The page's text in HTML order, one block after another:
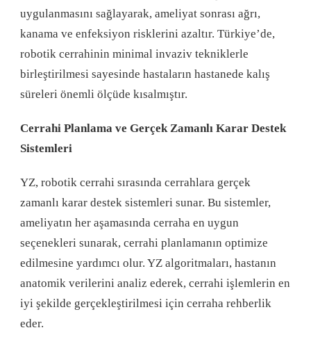
uygulanmasını sağlayarak, ameliyat sonrası ağrı,
kanama ve enfeksiyon risklerini azaltır. Türkiye’de,
robotik cerrahinin minimal invaziv tekniklerle
birleştirilmesi sayesinde hastaların hastanede kalış
süreleri önemli ölçüde kısalmıştır.
Cerrahi Planlama ve Gerçek Zamanlı Karar Destek
Sistemleri
YZ, robotik cerrahi sırasında cerrahlara gerçek
zamanlı karar destek sistemleri sunar. Bu sistemler,
ameliyatın her aşamasında cerraha en uygun
seçenekleri sunarak, cerrahi planlamanın optimize
edilmesine yardımcı olur. YZ algoritmaları, hastanın
anatomik verilerini analiz ederek, cerrahi işlemlerin en
iyi şekilde gerçekleştirilmesi için cerraha rehberlik
eder.